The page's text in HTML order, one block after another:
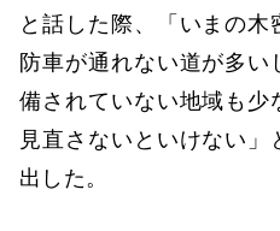
と話した際、「いまの
防車が通れない道が多
備されていない地域も少
見直さないといけない
出した。